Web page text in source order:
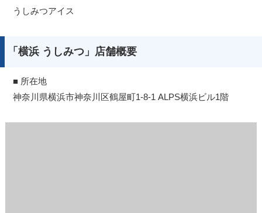
うしみつアイス
「横浜 うしみつ」店舗概要
■ 所在地
神奈川県横浜市神奈川区鶴屋町1-8-1 ALPS横浜ビル1階